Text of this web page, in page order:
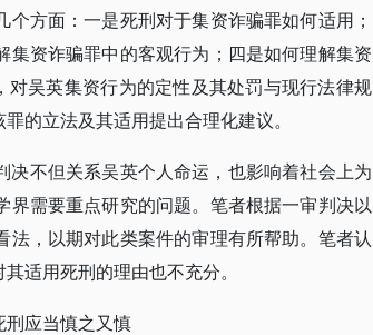
方面：一是死刑对于集资诈骗罪如何适用；
资诈骗罪中的客观行为；四是如何理解集资
吴英集资行为的定性及其处罚与现行法律规
的立法及其适用提出合理化建议。
不但关系吴英个人命运，也影响着社会上为
需要重点研究的问题。笔者根据一审判决以
，以期对此类案件的审理有所帮助。笔者认
适用死刑的理由也不充分。
应当慎之又慎